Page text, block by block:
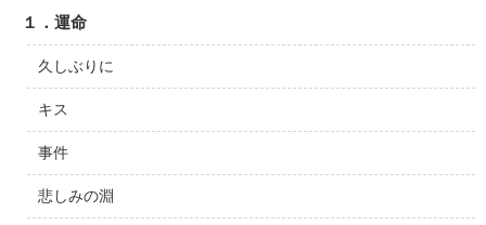
１．運命
久しぶりに
キス
事件
悲しみの淵